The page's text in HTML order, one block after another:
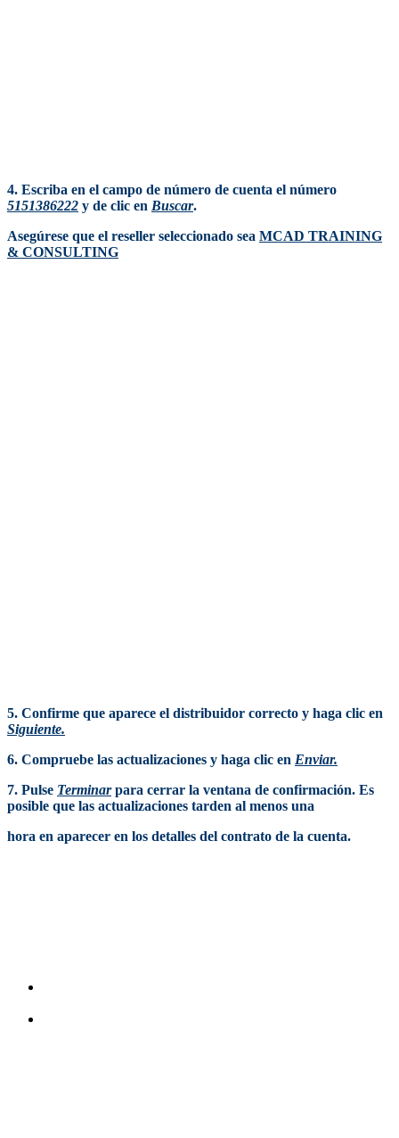
4. Escriba en el campo de número de cuenta el número
5151386222 y de clic en Buscar.
Asegúrese que el reseller seleccionado sea MCAD TRAINING
& CONSULTING
5. Confirme que aparece el distribuidor correcto y haga clic en
Siguiente.
6. Compruebe las actualizaciones y haga clic en Enviar.
7. Pulse Terminarpara cerrar la ventana de confirmación. Es
posible que las actualizaciones tarden al menos una
hora en aparecer en los detalles del contrato de la cuenta.